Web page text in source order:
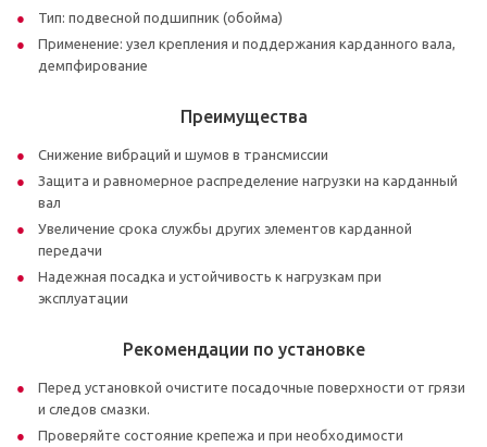
Тип: подвесной подшипник (обойма)
Применение: узел крепления и поддержания карданного вала,
демпфирование
Преимущества
Снижение вибраций и шумов в трансмиссии
Защита и равномерное распределение нагрузки на карданный
вал
Увеличение срока службы других элементов карданной
передачи
Надежная посадка и устойчивость к нагрузкам при
эксплуатации
Рекомендации по установке
Перед установкой очистите посадочные поверхности от грязи
и следов смазки.
Проверяйте состояние крепежа и при необходимости